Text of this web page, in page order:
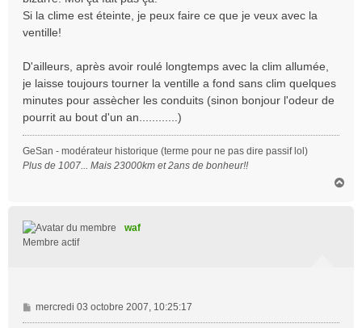
Si la clime est éteinte, je peux faire ce que je veux avec la
ventille!
D'ailleurs, après avoir roulé longtemps avec la clim allumée,
je laisse toujours tourner la ventille a fond sans clim quelques
minutes pour assècher les conduits (sinon bonjour l'odeur de
pourrit au bout d'un an............)
GeSan - modérateur historique (terme pour ne pas dire passif lol)
Plus de 1007... Mais 23000km et 2ans de bonheur!!
waf
Membre actif
M
e
mercredi 03 octobre 2007, 10:25:17